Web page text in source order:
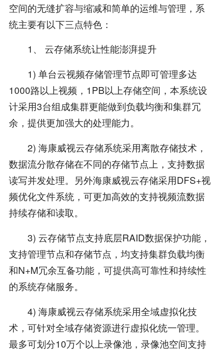
空间的无缝扩容与缩减和简单的运维与管理，系
统主要有以下三点特色：
1、 云存储系统让性能澎湃提升
1) 单台云视频存储管理节点即可管理多达
1000路以上视频，1PB以上存储空间，本系统设
计采用3台组成集群更能做到负载均衡和集群冗
余，提供更加强大的处理能力。
2) 海康威视云存储系统采用离散存储技术，
数据流分散存储在不同的存储节点上，支持数据
读写并发处理。另外海康威视云存储采用DFS+视
频优化文件系统，可更加高效的支持视频流数据
持续存储和读取。
3) 云存储节点支持底层RAID数据保护功能，
支持管理节点和存储节点，均支持集群负载均衡
和N+M冗余互备功能，可提供高可靠性和持续性
的系统存储服务。
4) 海康威视云存储系统采用全域虚拟化技
术，可针对全域存储资源进行虚拟化统一管理。
最多可划分10万个以上录像池，录像池空间支持